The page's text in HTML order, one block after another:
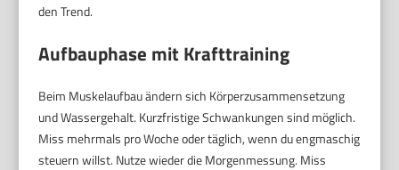
den Trend.
Aufbauphase mit Krafttraining
Beim Muskelaufbau ändern sich Körperzusammensetzung
und Wassergehalt. Kurzfristige Schwankungen sind möglich.
Miss mehrmals pro Woche oder täglich, wenn du engmaschig
steuern willst. Nutze wieder die Morgenmessung. Miss